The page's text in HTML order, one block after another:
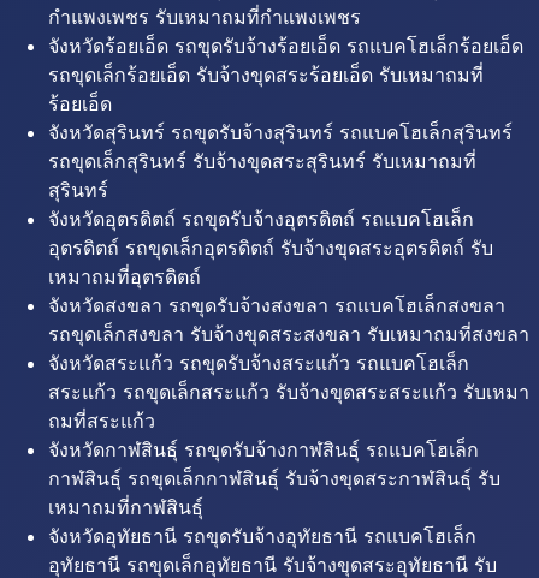
กำแพงเพชร รับเหมาถมที่กำแพงเพชร
จังหวัดร้อยเอ็ด รถขุดรับจ้างร้อยเอ็ด รถแบคโฮเล็กร้อยเอ็ด
รถขุดเล็กร้อยเอ็ด รับจ้างขุดสระร้อยเอ็ด รับเหมาถมที่
ร้อยเอ็ด
จังหวัดสุรินทร์ รถขุดรับจ้างสุรินทร์ รถแบคโฮเล็กสุรินทร์
รถขุดเล็กสุรินทร์ รับจ้างขุดสระสุรินทร์ รับเหมาถมที่
สุรินทร์
จังหวัดอุตรดิตถ์ รถขุดรับจ้างอุตรดิตถ์ รถแบคโฮเล็ก
อุตรดิตถ์ รถขุดเล็กอุตรดิตถ์ รับจ้างขุดสระอุตรดิตถ์ รับ
เหมาถมที่อุตรดิตถ์
จังหวัดสงขลา รถขุดรับจ้างสงขลา รถแบคโฮเล็กสงขลา
รถขุดเล็กสงขลา รับจ้างขุดสระสงขลา รับเหมาถมที่สงขลา
จังหวัดสระแก้ว รถขุดรับจ้างสระแก้ว รถแบคโฮเล็ก
สระแก้ว รถขุดเล็กสระแก้ว รับจ้างขุดสระสระแก้ว รับเหมา
ถมที่สระแก้ว
จังหวัดกาฬสินธุ์ รถขุดรับจ้างกาฬสินธุ์ รถแบคโฮเล็ก
กาฬสินธุ์ รถขุดเล็กกาฬสินธุ์ รับจ้างขุดสระกาฬสินธุ์ รับ
เหมาถมที่กาฬสินธุ์
จังหวัดอุทัยธานี รถขุดรับจ้างอุทัยธานี รถแบคโฮเล็ก
อุทัยธานี รถขุดเล็กอุทัยธานี รับจ้างขุดสระอุทัยธานี รับ